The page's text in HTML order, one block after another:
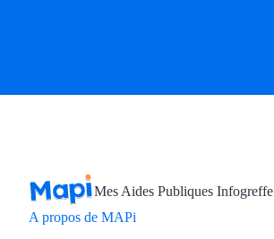
Mes Aides Publiques Infogreffe
A propos de MAPi